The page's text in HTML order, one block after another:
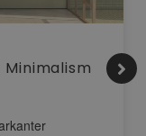
Minimalism